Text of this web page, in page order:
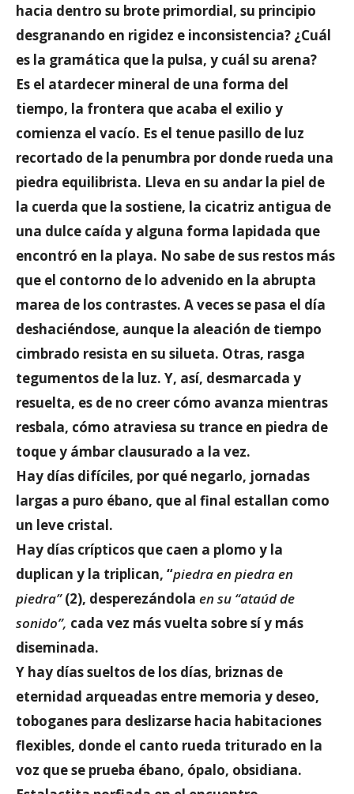
hacia dentro su brote primordial, su principio
desgranando en rigidez e inconsistencia? ¿Cuál
es la gramática que la pulsa, y cuál su arena?
Es el atardecer mineral de una forma del
tiempo, la frontera que acaba el exilio y
comienza el vacío. Es el tenue pasillo de luz
recortado de la penumbra por donde rueda una
piedra equilibrista. Lleva en su andar la piel de
la cuerda que la sostiene, la cicatriz antigua de
una dulce caída y alguna forma lapidada que
encontró en la playa. No sabe de sus restos más
que el contorno de lo advenido en la abrupta
marea de los contrastes. A veces se pasa el día
deshaciéndose, aunque la aleación de tiempo
cimbrado resista en su silueta. Otras, rasga
tegumentos de la luz. Y, así, desmarcada y
resuelta, es de no creer cómo avanza mientras
resbala, cómo atraviesa su trance en piedra de
toque y ámbar clausurado a la vez.
Hay días difíciles, por qué negarlo, jornadas
largas a puro ébano, que al final estallan como
un leve cristal.
Hay días crípticos que caen a plomo y la
duplican y la triplican, “piedra en piedra en
piedra”(2), desperezándola en su “ataúd de
sonido”, cada vez más vuelta sobre sí y más
diseminada.
Y hay días sueltos de los días, briznas de
eternidad arqueadas entre memoria y deseo,
toboganes para deslizarse hacia habitaciones
flexibles, donde el canto rueda triturado en la
voz que se prueba ébano, ópalo, obsidiana.